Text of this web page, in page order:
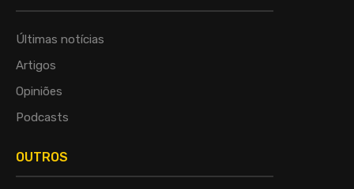
Últimas notícias
Artigos
Opiniões
Podcasts
OUTROS